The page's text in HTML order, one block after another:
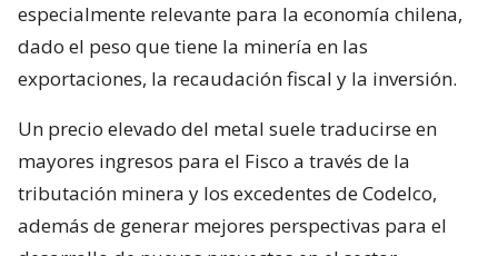
especialmente relevante para la economía chilena,
dado el peso que tiene la minería en las
exportaciones, la recaudación fiscal y la inversión.
Un precio elevado del metal suele traducirse en
mayores ingresos para el Fisco a través de la
tributación minera y los excedentes de Codelco,
además de generar mejores perspectivas para el